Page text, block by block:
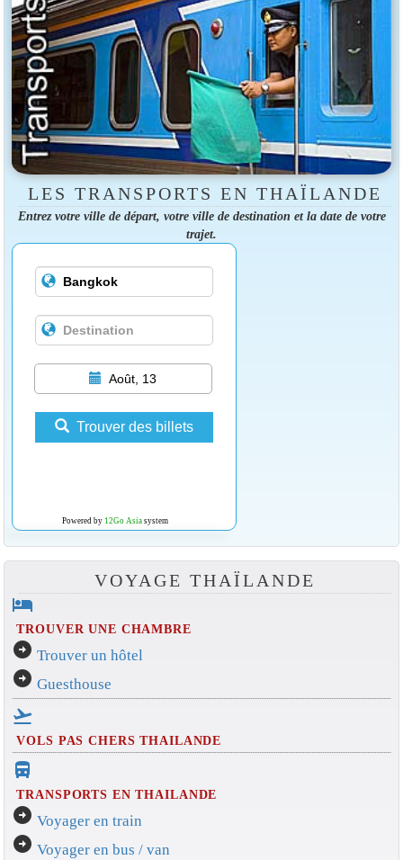
LES TRANSPORTS EN THAÏLANDE
Entrez votre ville de départ, votre ville de destination et la date de votre
trajet.
Août, 13
Trouver des billets
Powered by 12Go Asiasystem
VOYAGE THAÏLANDE
hotel
TROUVER UNE CHAMBRE
arrow_circle_right Trouver un hôtel
arrow_circle_right Guesthouse
flight_takeoff
VOLS PAS CHERS THAILANDE
directions_bus_filled
TRANSPORTS EN THAILANDE
arrow_circle_right Voyager en train
arrow_circle_right Voyager en bus / van